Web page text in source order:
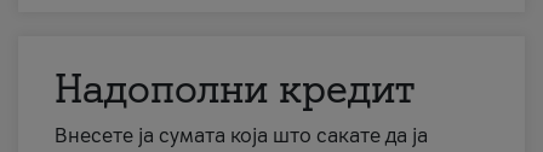
Надополни кредит
Внесете ја сумата која што сакате да ја